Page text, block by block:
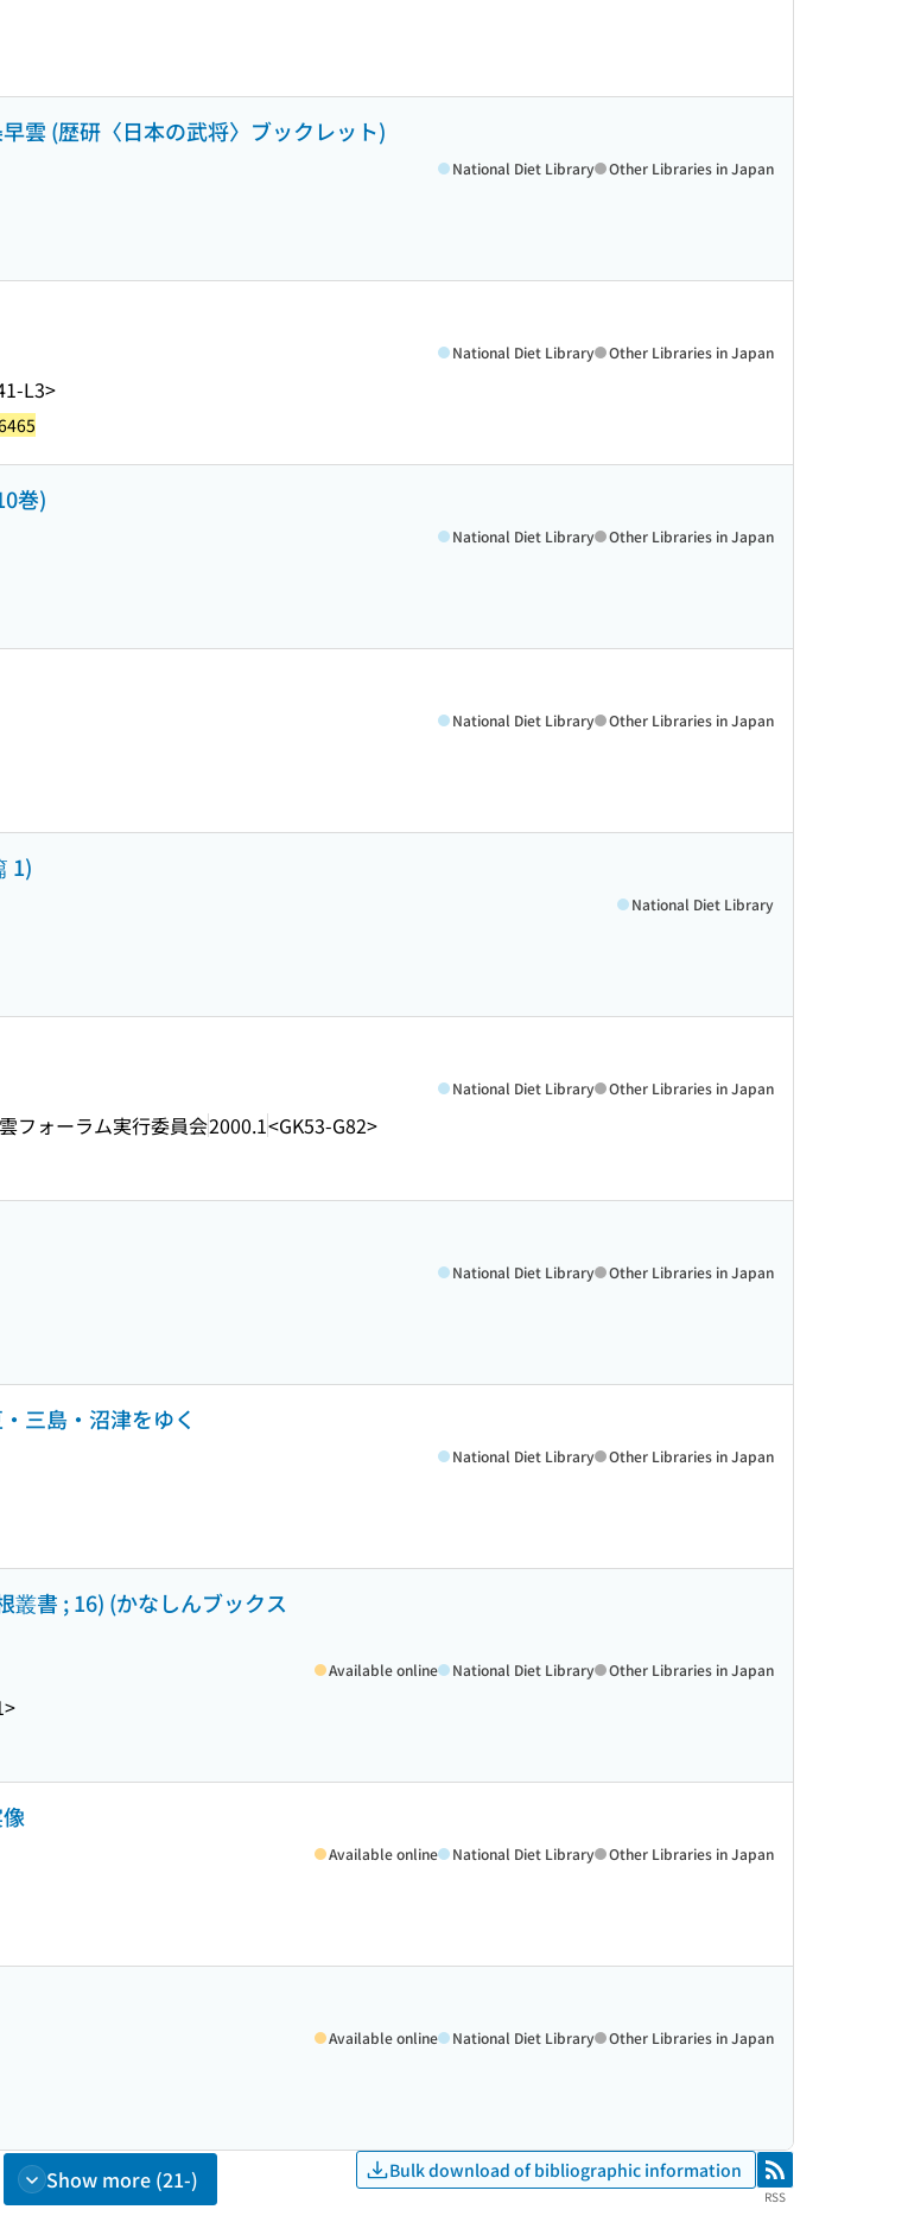
雲 (歴研〈日本の武将〉ブックレット)
National Diet Library Other Libraries in Japan
L3>
National Diet Library Other Libraries in Japan
巻)
National Diet Library Other Libraries in Japan
National Diet Library Other Libraries in Japan
1)
National Diet Library
フォーラム実行委員会2000.1<GK53-G82>
National Diet Library Other Libraries in Japan
National Diet Library Other Libraries in Japan
三島・沼津をゆく
National Diet Library Other Libraries in Japan
叢書 ; 16) (かなしんブックス
Available online National Diet Library Other Libraries in Japan
Available online National Diet Library Other Libraries in Japan
Available online National Diet Library Other Libraries in Japan
Show more (21-) Bulk download of bibliographic information RSS
RSS